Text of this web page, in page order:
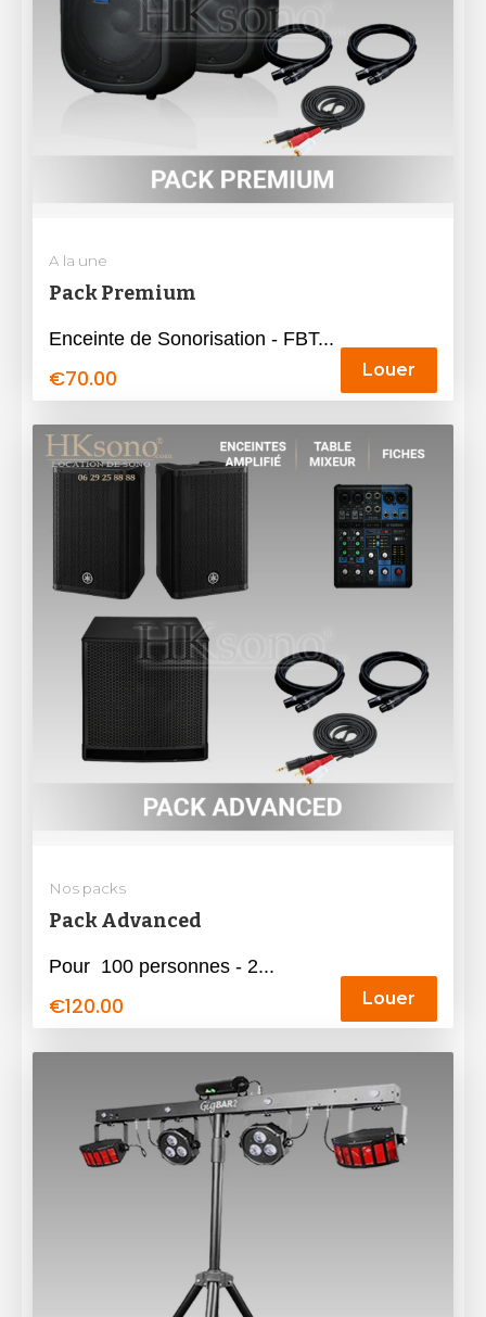
A la une
Pack Premium
Enceinte de Sonorisation - FBT...
€70.00 Louer
Nos packs
Pack Advanced
Pour 100 personnes - 2...
€120.00 Louer